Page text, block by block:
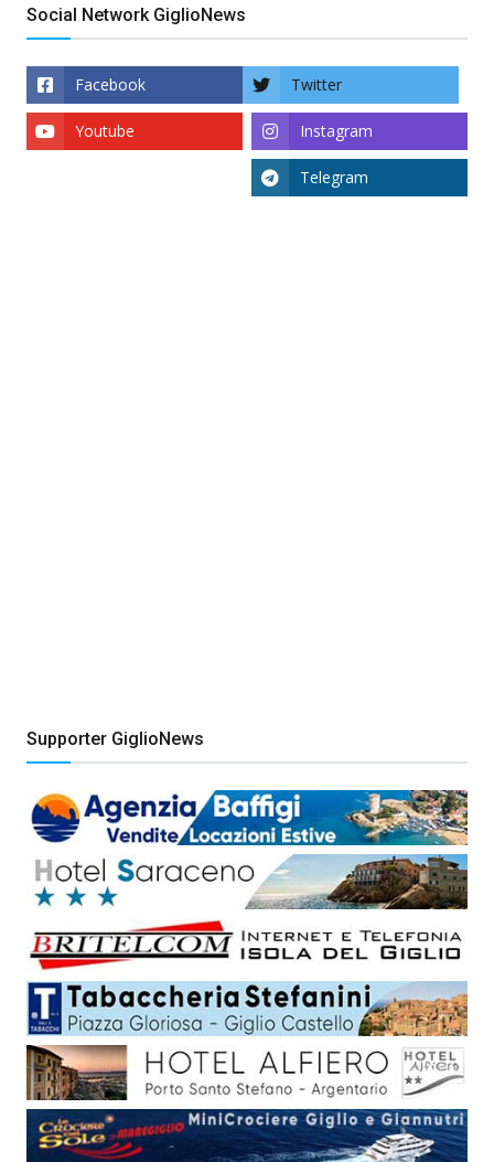
Social Network GiglioNews
Facebook Twitter
Instagram
Youtube
Telegram
Supporter GiglioNews